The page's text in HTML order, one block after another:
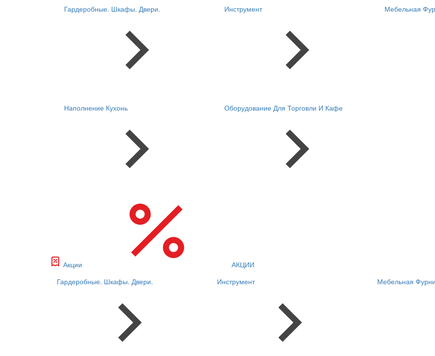
Гардеробные. Шкафы. Двери.
Инструмент Мебельная
Наполнение Кухонь Оборудование Для Торговли И Кафе
Акции
АКЦИИ
Гардеробные. Шкафы. Двери.
Инструмент Мебельная